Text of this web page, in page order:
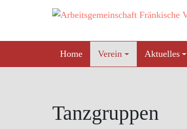
Home
Verein Aktuelles
Tanzgruppen